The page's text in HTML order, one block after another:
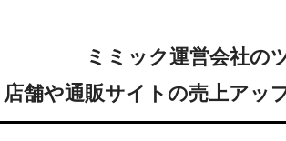
ミミック運営会社の
店舗や通販サイトの売上アッ